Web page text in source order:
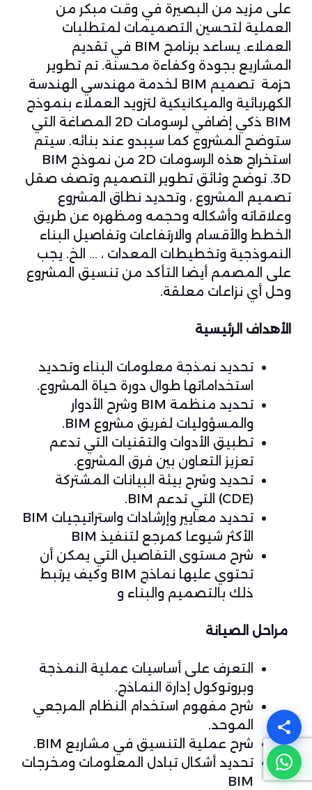
على مزيد من البصيرة في وقت مبكر من
العملية لتحسين التصميمات لمتطلبات
العملاء. يساعد برنامج BIM في تقديم
المشاريع بجودة وكفاءة محسنة. تم تطوير
حزمة تصميم BIM لخدمة مهندسي الهندسة
الكهربائية والميكانيكية لتزويد العملاء بنموذج
BIM ذكي إضافي لرسومات 2D المصاغة التي
ستوضح المشروع كما سيبدو عند بنائه. سيتم
استخراج هذه الرسومات 2D من نموذج BIM
3D. توضح وثائق تطوير التصميم وتصف صقل
تصميم المشروع ، وتحديد نطاق المشروع
وعلاقاته وأشكاله وحجمه ومظهره عن طريق
الخطط والأقسام والارتفاعات وتفاصيل البناء
النموذجية وتخطيطات المعدات ، … الخ. يجب
على المصمم أيضا التأكد من تنسيق المشروع
وحل أي نزاعات معلقة.
الأهداف الرئيسية
تحديد نمذجة معلومات البناء وتحديد
استخداماتها طوال دورة حياة المشروع.
تحديد منظمة BIM وشرح الأدوار
والمسؤوليات لفريق مشروع BIM.
تطبيق الأدوات والتقنيات التي تدعم
تعزيز التعاون بين فرق المشروع.
تحديد وشرح بيئة البيانات المشتركة
(CDE) التي تدعم BIM.
تحديد معايير وإرشادات واستراتيجيات BIM
الأكثر شيوعا كمرجع لتنفيذ BIM
شرح مستوى التفاصيل التي يمكن أن
تحتوي عليها نماذج BIM وكيف يرتبط
ذلك بالتصميم والبناء و
مراحل الصيانة
التعرف على أساسيات عملية النمذجة
وبروتوكول إدارة النماذج.
شرح مفهوم استخدام النظام المرجعي
الموحد.
شرح عملية التنسيق في مشاريع BIM.
تحديد أشكال تبادل المعلومات ومخرجات
BIM